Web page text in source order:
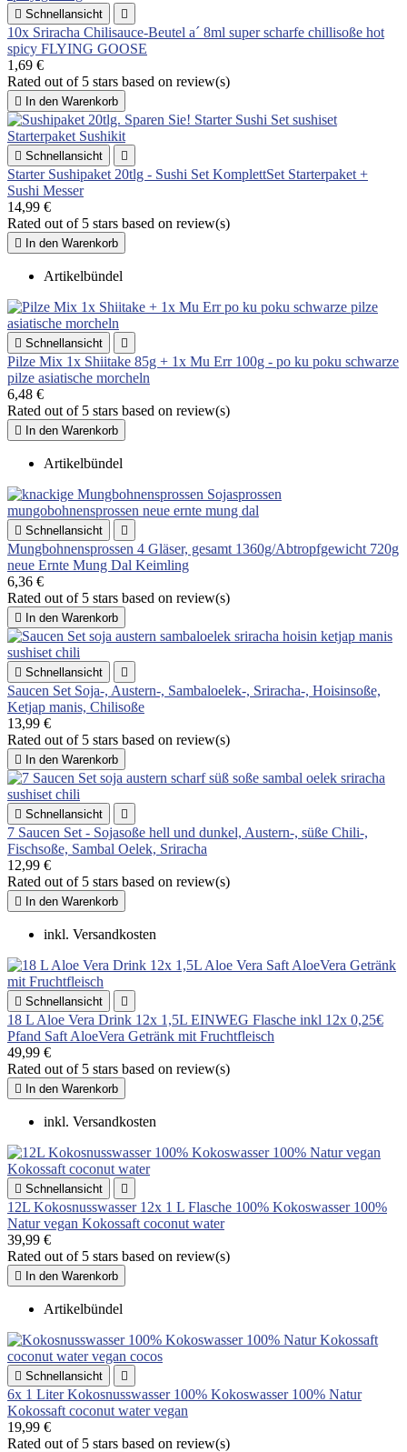
 Schnellansicht 
10x Sriracha Chilisauce-Beutel a´ 8ml super scharfe chillisoße hot
spicy FLYING GOOSE
1,69 €
Rated out of 5 stars based on review(s)
 In den Warenkorb
 Schnellansicht 
Starter Sushipaket 20tlg - Sushi Set KomplettSet Starterpaket +
Sushi Messer
14,99 €
Rated out of 5 stars based on review(s)
 In den Warenkorb
Artikelbündel
 Schnellansicht 
Pilze Mix 1x Shiitake 85g + 1x Mu Err 100g - po ku poku schwarze
pilze asiatische morcheln
6,48 €
Rated out of 5 stars based on review(s)
 In den Warenkorb
Artikelbündel
 Schnellansicht 
Mungbohnensprossen 4 Gläser, gesamt 1360g/Abtropfgewicht 720g
neue Ernte Mung Dal Keimling
6,36 €
Rated out of 5 stars based on review(s)
 In den Warenkorb
 Schnellansicht 
Saucen Set Soja-, Austern-, Sambaloelek-, Sriracha-, Hoisinsoße,
Ketjap manis, Chilisoße
13,99 €
Rated out of 5 stars based on review(s)
 In den Warenkorb
 Schnellansicht 
7 Saucen Set - Sojasoße hell und dunkel, Austern-, süße Chili-,
Fischsoße, Sambal Oelek, Sriracha
12,99 €
Rated out of 5 stars based on review(s)
 In den Warenkorb
inkl. Versandkosten
 Schnellansicht 
18 L Aloe Vera Drink 12x 1,5L EINWEG Flasche inkl 12x 0,25€
Pfand Saft AloeVera Getränk mit Fruchtfleisch
49,99 €
Rated out of 5 stars based on review(s)
 In den Warenkorb
inkl. Versandkosten
 Schnellansicht 
12L Kokosnusswasser 12x 1 L Flasche 100% Kokoswasser 100%
Natur vegan Kokossaft coconut water
39,99 €
Rated out of 5 stars based on review(s)
 In den Warenkorb
Artikelbündel
 Schnellansicht 
6x 1 Liter Kokosnusswasser 100% Kokoswasser 100% Natur
Kokossaft coconut water vegan
19,99 €
Rated out of 5 stars based on review(s)